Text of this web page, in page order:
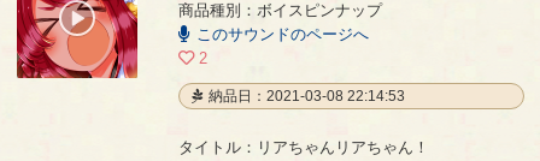
商品種別：ボイスピンナップ
このサウンドのページへ
2
納品日：2021-03-08 22:14:53
タイトル：リアちゃんリアちゃん！